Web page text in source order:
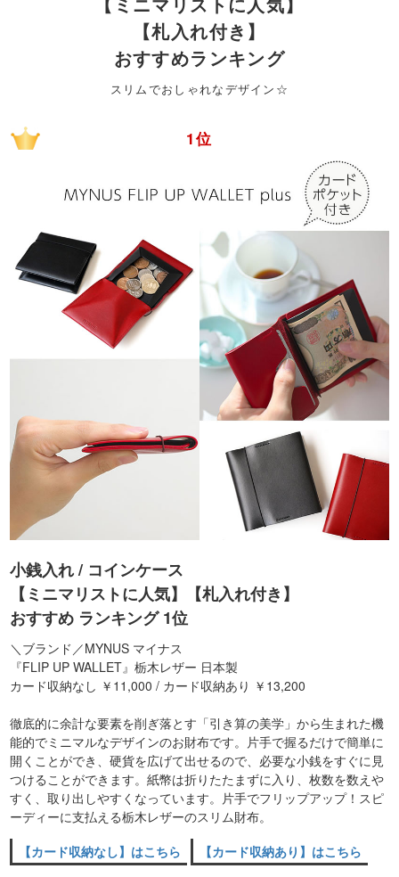
【札入れ付き】
おすすめランキング
スリムでおしゃれなデザイン☆
1位
小銭入れ / コインケース
【ミニマリストに人気】【札入れ付き】
おすすめ ランキング 1位
＼ブランド／MYNUS マイナス
『FLIP UP WALLET』栃木レザー 日本製
カード収納なし ￥11,000 / カード収納あり ￥13,200
徹底的に余計な要素を削ぎ落とす「引き算の美学」から生まれた機
能的でミニマルなデザインのお財布です。片手で握るだけで簡単に
開くことができ、硬貨を広げて出せるので、必要な小銭をすぐに見
つけることができます。紙幣は折りたたまずに入り、枚数を数えや
すく、取り出しやすくなっています。片手でフリップアップ！スピ
ーディーに支払える栃木レザーのスリム財布。
【カード収納なし】はこちら
【カード収納あり】はこちら